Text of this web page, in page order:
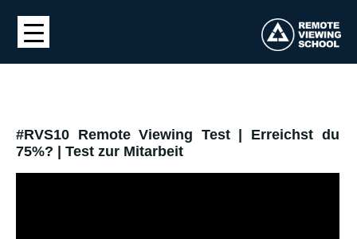
#RVS10 Remote Viewing Test | Erreichst du
75%? | Test zur Mitarbeit